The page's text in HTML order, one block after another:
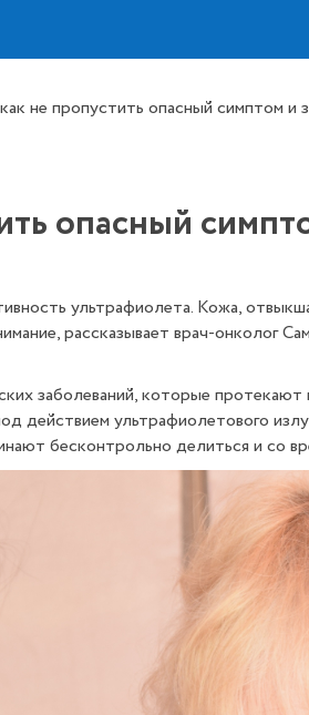
не пропустить опасный симптом и
опасный
ультрафиолета. Кожа,
рассказывает врач-онколог
заболеваний, которые
действием ультрафиолетового
бесконтрольно делиться и со